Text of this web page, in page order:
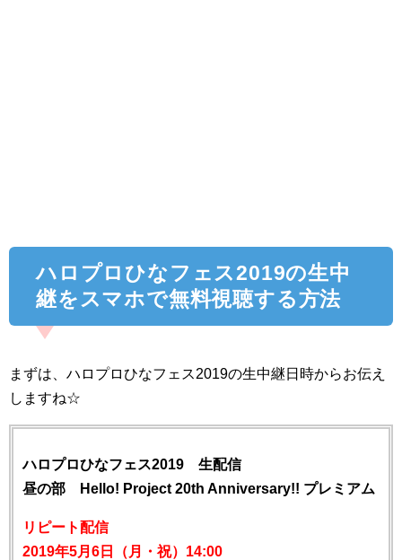
ハロプロひなフェス2019の生中
継をスマホで無料視聴する方法
まずは、ハロプロひなフェス2019の生中継日時からお伝え
しますね☆
ハロプロひなフェス2019 生配信
昼の部 Hello! Project 20th Anniversary!! プレミアム
リピート配信
2019年5月6日（月・祝）14:00